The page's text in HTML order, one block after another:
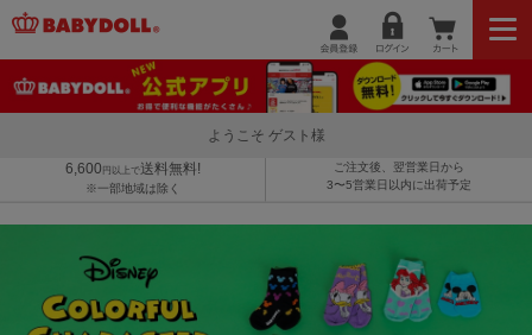
ようこそ ゲスト様
6,600 円以上で送料無料!
※一部地域は除く
ご注文後、翌営業日から
3〜5営業日以内に出荷予定